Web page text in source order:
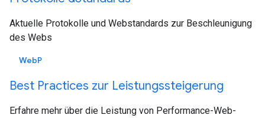
Aktuelle Protokolle und Webstandards zur Beschleunigung
des Webs
WebP
Best Practices zur Leistungssteigerung
Erfahre mehr über die Leistung von Performance-Web-